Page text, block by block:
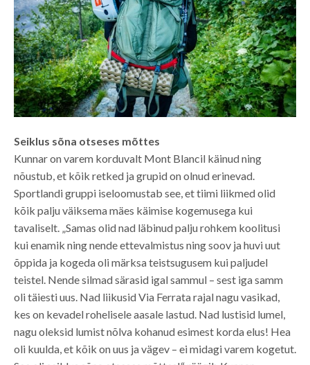
Seiklus sõna otseses mõttes
Kunnar on varem korduvalt Mont Blancil käinud ning
nõustub, et kõik retked ja grupid on olnud erinevad.
Sportlandi gruppi iseloomustab see, et tiimi liikmed olid
kõik palju väiksema mäes käimise kogemusega kui
tavaliselt. „Samas olid nad läbinud palju rohkem koolitusi
kui enamik ning nende ettevalmistus ning soov ja huvi uut
õppida ja kogeda oli märksa teistsugusem kui paljudel
teistel. Nende silmad särasid igal sammul – sest iga samm
oli täiesti uus. Nad liikusid Via Ferrata rajal nagu vasikad,
kes on kevadel rohelisele aasale lastud. Nad lustisid lumel,
nagu oleksid lumist nõlva kohanud esimest korda elus! Hea
oli kuulda, et kõik on uus ja vägev – ei midagi varem kogetut.